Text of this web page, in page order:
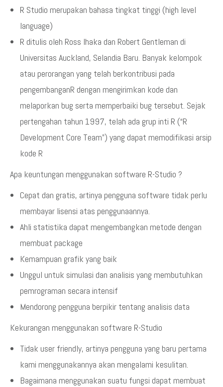
R Studio merupakan bahasa tingkat tinggi (high level
language)
R ditulis oleh Ross Ihaka dan Robert Gentleman di
Universitas Auckland, Selandia Baru. Banyak kelompok
atau perorangan yang telah berkontribusi pada
pengembanganR dengan mengirimkan kode dan
melaporkan bug serta memperbaiki bug tersebut. Sejak
pertengahan tahun 1997, telah ada grup inti R (“R
Development Core Team”) yang dapat memodifikasi arsip
kode R
Apa keuntungan menggunakan software R-Studio ?
Cepat dan gratis, artinya pengguna software tidak perlu
membayar lisensi atas penggunaannya.
Ahli statistika dapat mengembangkan metode dengan
membuat package
Kemampuan grafik yang baik
Unggul untuk simulasi dan analisis yang membutuhkan
pemrograman secara intensif
Mendorong pengguna berpikir tentang analisis data
Kekurangan menggunakan software R-Studio
Tidak user friendly, artinya pengguna yang baru pertama
kami menggunakannya akan mengalami kesulitan.
Bagaimana menggunakan suatu fungsi dapat membuat